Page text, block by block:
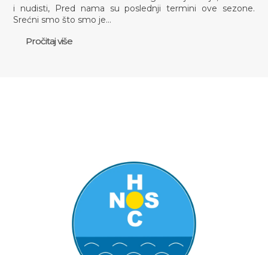
i nudisti, Pred nama su poslednji termini ove sezone.
Srećni smo što smo je…
Pročitaj više